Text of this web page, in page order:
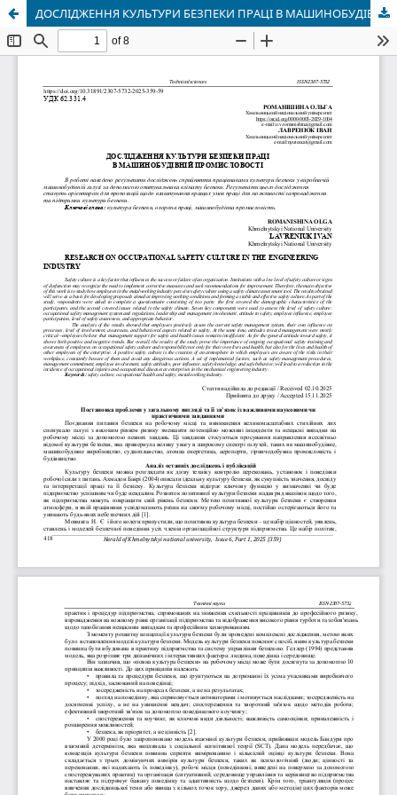
ДОСЛІДЖЕННЯ КУЛЬТУРИ БЕЗПЕКИ ПРАЦІ В МАШИНОБУДІВНІЙ ПРОМИСЛОВОСТІ